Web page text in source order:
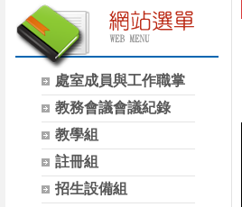
處室成員與工作職掌
教務會議會議紀錄
教學組
註冊組
招生設備組